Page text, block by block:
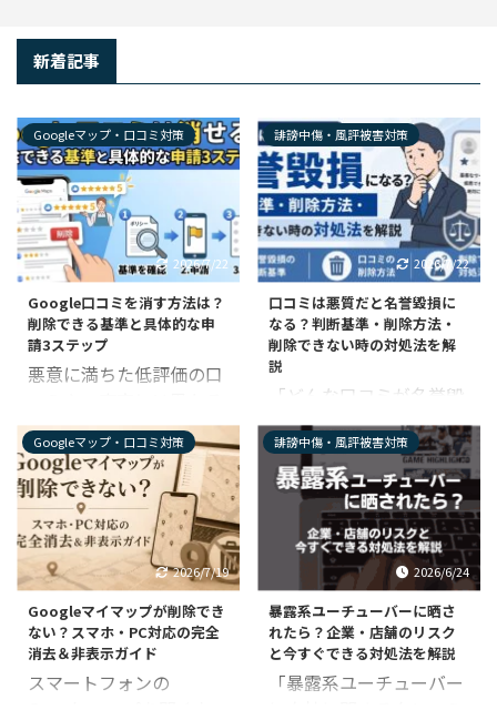
新着記事
Googleマップ・口コミ対策
2026/7/22
Google口コミを消す方法は？
削除できる基準と具体的な申
請3ステップ
悪意に満ちた低評価の口
書き込みがあると深く傷
つきますよね。毎日丁寧
にお店を運営しているか
らこそ、悪意ある投稿は
許せないものです。
Googleマップを見るた
びに嫌な気持ちになり、
お客様が来なくなったら
どうしようと、眠れない
夜を過ごす気持ちも分か
ります。しかし、不快な
誹謗中傷・風評被害対策
2026/7/22
口コミは悪質だと名誉毀損に
なる？判断基準・削除方法・
削除できない時の対処法を解
説
「どんな口コミが名誉毀
損にあたるのか知りた
い」 「名誉毀損と思われ
る口コミを削除する方法
はある？」 Googleマッ
プや口コミサイト、SNS
などのネット上で、名誉
毀損となりそうな悪質な
口コミ・コメントが書き
込まれて悩んでいません
か？ 企業や従業員に対す
るネガティブな口コミの
Googleマップ・口コミ対策
2026/7/19
Googleマイマップが削除でき
ない？スマホ・PC対応の完全
消去＆非表示ガイド
スマートフォンの
誹謗中傷・風評被害対策
2026/6/24
暴露系ユーチューバーに晒さ
れたら？企業・店舗のリスク
と今すぐできる対処法を解説
「暴露系ユーチューバー